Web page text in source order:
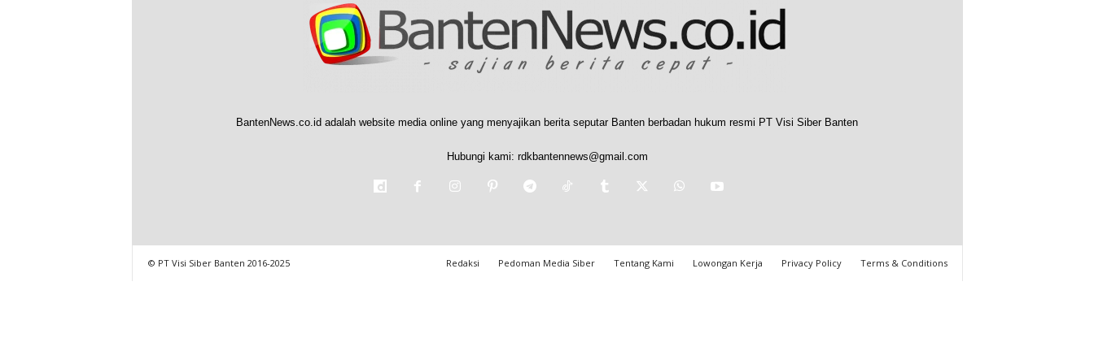
BantenNews.co.id adalah website media online yang menyajikan berita seputar Banten berbadan hukum resmi PT Visi Siber Banten
Hubungi kami: rdkbantennews@gmail.com
Redaksi Pedoman Media Siber Tentang Kami Lowongan Kerja Privacy Policy Terms & Conditions
© PT Visi Siber Banten 2016-2025